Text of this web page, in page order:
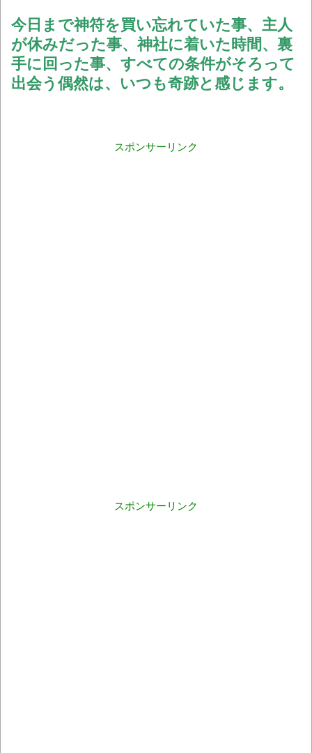
今日まで神符を買い忘れていた事、主人
が休みだった事、神社に着いた時間、裏
手に回った事、すべての条件がそろって
出会う偶然は、いつも奇跡と感じます。
スポンサーリンク
スポンサーリンク